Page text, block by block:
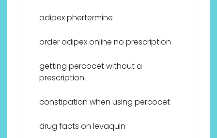
adipex phertermine
order adipex online no prescription
getting percocet without a
prescription
constipation when using percocet
drug facts on levaquin